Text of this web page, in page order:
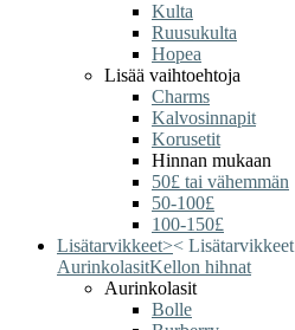
Kulta
Ruusukulta
Hopea
Lisää vaihtoehtoja
Charms
Kalvosinnapit
Korusetit
Hinnan mukaan
50£ tai vähemmän
50-100£
100-150£
Lisätarvikkeet>< Lisätarvikkeet
AurinkolasitKellon hihnat
Aurinkolasit
Bolle